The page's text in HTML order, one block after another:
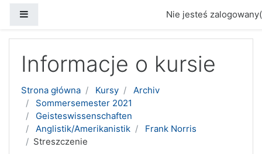
Nie jesteś
Informacje o kursie
Strona główna Kursy
Archiv
Sommersemester 2021
Geisteswissenschaften
Anglistik/Amerikanistik
Frank Norris
Streszczenie